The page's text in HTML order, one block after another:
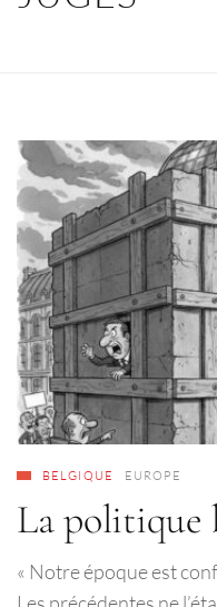
BELGIQUE EUROPE
La politique
« Notre époque est